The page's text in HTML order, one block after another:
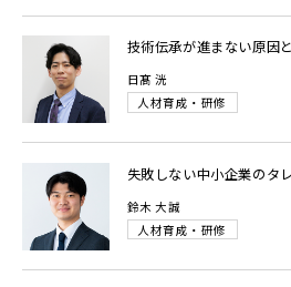
技術伝承が進まない原因
日髙 洸
人材育成・研修
失敗しない中小企業のタ
鈴木 大誠
人材育成・研修